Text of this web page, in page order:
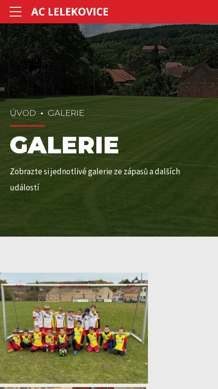
ÚVOD GALERIE
GALERIE
Zobrazte si jednotlivé galerie ze zápasů a dalších
událostí